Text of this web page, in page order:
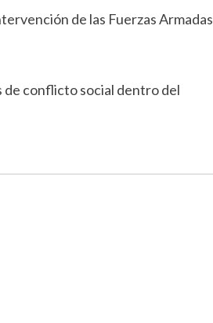
de las Fuerzas Armadas
de conflicto social dentro del